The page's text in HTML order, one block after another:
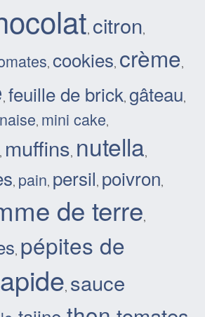
, citron,
, cookies, crème,
, feuille de brick, gâteau,
, mini cake,
, muffins, nutella,
, pain, persil, poivron,
de terre,
, pépites de
, sauce